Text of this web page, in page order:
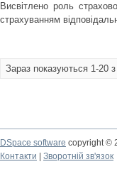
Висвітлено роль
страхуванням
Зараз показуються 1-20
DSpace software copyright ©
Контакти
Зворотній зв'язок